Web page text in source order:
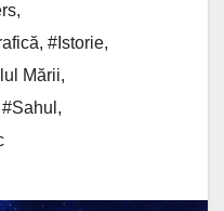
,
, #Istorie,
Mării,
#Sahul ,